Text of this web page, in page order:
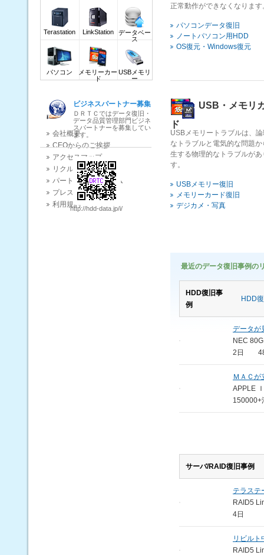
会社概要
CEOからのご挨拶
アクセスマップ
リクルート
パートナープログラム
プレスリリース
利用規約
正常動作ができなくなります
パソコンデータ復旧
ノートパソコン用HDD
OS復元・Windows復元
USB・メモリ
ド
USBメモリートラブルは、
なトラブルと電気的な問題か
生する物理的なトラブルがあ
す。
USBメモリー復旧
メモリーカード復旧
デジカメ・写真
最近のデータ復旧事例の
HDD復旧事
例
HDD
データが
NEC
2日
ＭＡＣが
APPLE
サーバ/RAID復旧事例
テラステ
RAID5
4日
リビルト
RAID5
Terastation LinkStation
データベー
ス
パソコン
メモリーカー
ド
USBメモリ
ー
ビジネスパートナー募集
ＤＲＴＣではデータ復旧・
データ品質管理部門ビジネ
スパートナーを募集してい
ます。
http://hdd-data.jp/i/